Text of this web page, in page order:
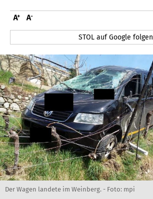
STOL auf Google folgen
Der Wagen landete im Weinberg. - Foto: mpi